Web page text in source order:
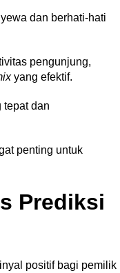
dan berhati-hati
pengunjung,
yang efektif.
tepat dan
penting untuk
Prediksi
positif bagi pemilik